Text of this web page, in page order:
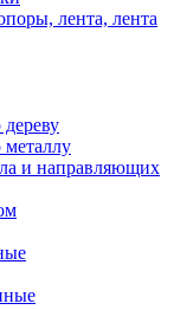
лента, лента
и направляющих